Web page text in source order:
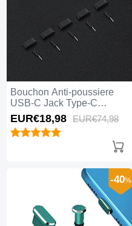
Bouchon Anti-poussiere
USB-C Jack Type-C
Universel 5PCS H02 Noir
EUR€18,98 EUR€74,98
-40%